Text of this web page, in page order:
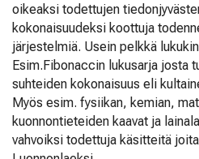
oikeaksi todettujen
kokonaisuudeksi koottuja
järjestelmiä. Usein pelkkä
Esim.Fibonaccin lukusarja josta
suhteiden kokonaisuus eli
Myös esim. fysiikan, kemian,
kuonnontieteiden kaavat ja
vahvoiksi todettuja käsitteitä